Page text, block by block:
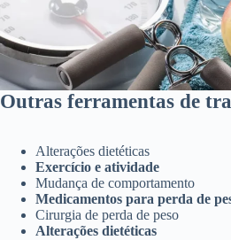
Outras ferramentas de
Alterações dietéticas
Exercício e atividade
Mudança de comportamento
Medicamentos para perda de
Cirurgia de perda de peso
Alterações dietéticas